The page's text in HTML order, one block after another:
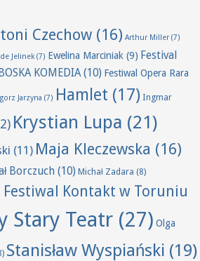
Czechow (16) Arthur Miller (7)
Jelinek(7) Ewelina Marciniak (9) Festival
KOMEDIA(10) Festiwal Opera Rara
Jarzyna (7) Hamlet (17) Ingmar
Krystian Lupa (21)
(11) Maja Kleczewska (16)
Borczuch (10) Michał Zadara (8)
Festiwal Kontakt w Toruniu
Stary Teatr (27) Olga
Stanisław Wyspiański (19)